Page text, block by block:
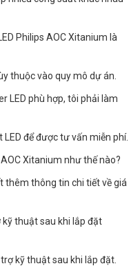
Philips AOC Xitanium là
thuộc vào quy mô dự án.
LED phù hợp, tôi phải làm
LED để được tư vấn miễn phí.
Xitanium như thế nào?
thêm thông tin chi tiết về giá
thuật sau khi lắp đặt
kỹ thuật sau khi lắp đặt.